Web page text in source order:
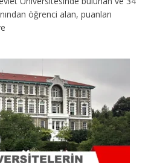
öğrenci alan, puanları